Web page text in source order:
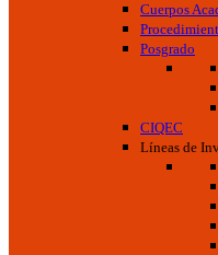
Cuerpos
Posgrado
CIQEC
Líneas de